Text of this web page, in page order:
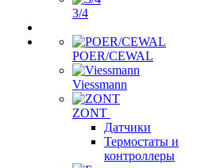
3/4
POER/CEWAL
Viessmann
ZONT
Датчики
Термостаты и
контроллеры